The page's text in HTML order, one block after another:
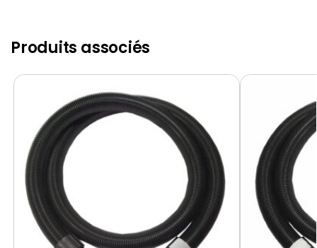
Produits associés